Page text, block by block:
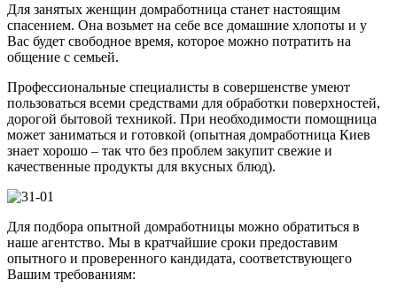
Для занятых женщин домработница станет настоящим
спасением. Она возьмет на себе все домашние хлопоты и у
Вас будет свободное время, которое можно потратить на
общение с семьей.
Профессиональные специалисты в совершенстве умеют
пользоваться всеми средствами для обработки поверхностей,
дорогой бытовой техникой. При необходимости помощница
может заниматься и готовкой (опытная домработница Киев
знает хорошо – так что без проблем закупит свежие и
качественные продукты для вкусных блюд).
Для подбора опытной домработницы можно обратиться в
наше агентство. Мы в кратчайшие сроки предоставим
опытного и проверенного кандидата, соответствующего
Вашим требованиям: